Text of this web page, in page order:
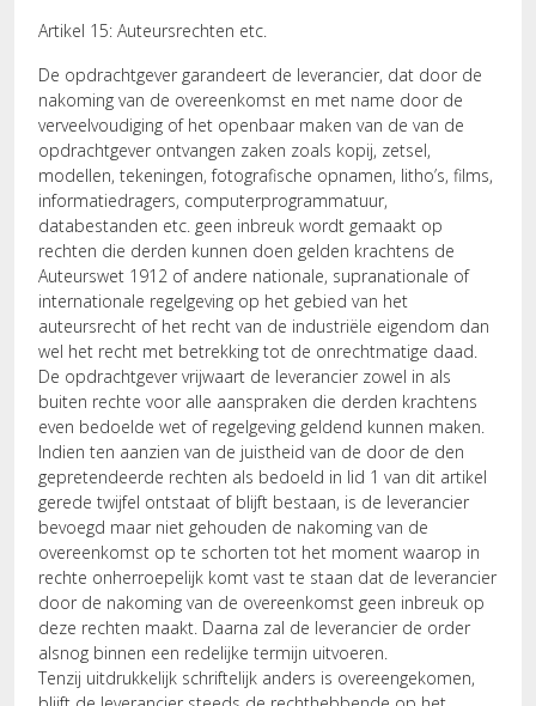
Artikel 15: Auteursrechten etc.
De opdrachtgever garandeert de leverancier, dat door de
nakoming van de overeenkomst en met name door de
verveelvoudiging of het openbaar maken van de van de
opdrachtgever ontvangen zaken zoals kopij, zetsel,
modellen, tekeningen, fotografische opnamen, litho’s, films,
informatiedragers, computerprogrammatuur,
databestanden etc. geen inbreuk wordt gemaakt op
rechten die derden kunnen doen gelden krachtens de
Auteurswet 1912 of andere nationale, supranationale of
internationale regelgeving op het gebied van het
auteursrecht of het recht van de industriële eigendom dan
wel het recht met betrekking tot de onrechtmatige daad.
De opdrachtgever vrijwaart de leverancier zowel in als
buiten rechte voor alle aanspraken die derden krachtens
even bedoelde wet of regelgeving geldend kunnen maken.
Indien ten aanzien van de juistheid van de door de den
gepretendeerde rechten als bedoeld in lid 1 van dit artikel
gerede twijfel ontstaat of blijft bestaan, is de leverancier
bevoegd maar niet gehouden de nakoming van de
overeenkomst op te schorten tot het moment waarop in
rechte onherroepelijk komt vast te staan dat de leverancier
door de nakoming van de overeenkomst geen inbreuk op
deze rechten maakt. Daarna zal de leverancier de order
alsnog binnen een redelijke termijn uitvoeren.
Tenzij uitdrukkelijk schriftelijk anders is overeengekomen,